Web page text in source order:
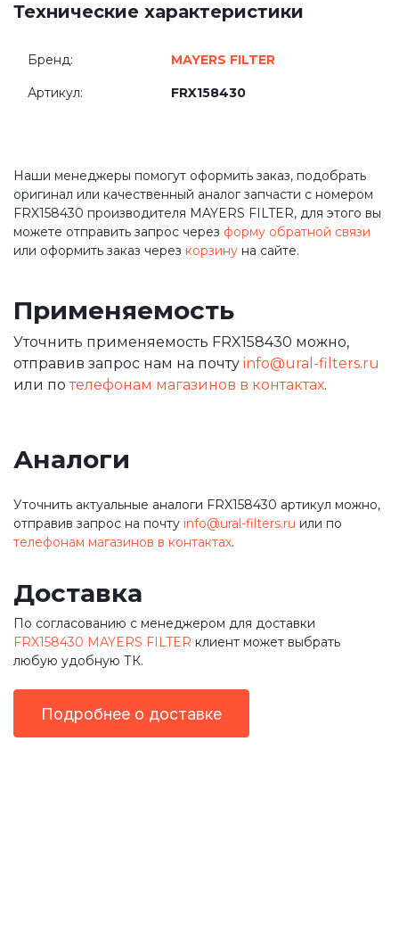
Технические характеристики
Бренд: MAYERS FILTER
Артикул: FRX158430
Наши менеджеры помогут оформить заказ, подобрать
оригинал или качественный аналог запчасти с номером
FRX158430 производителя MAYERS FILTER, для этого вы
можете отправить запрос через форму обратной связи
или оформить заказ через корзину на сайте.
Применяемость
Уточнить применяемость FRX158430 можно,
отправив запрос нам на почту info@ural-filters.ru
или потелефонам магазинов в контактах.
Аналоги
Уточнить актуальные аналоги FRX158430 артикул можно,
отправив запрос на почту info@ural-filters.ru или по
телефонам магазинов в контактах.
Доставка
По согласованию с менеджером для доставки
FRX158430 MAYERS FILTER клиент может выбрать
любую удобную ТК.
Подробнее о доставке